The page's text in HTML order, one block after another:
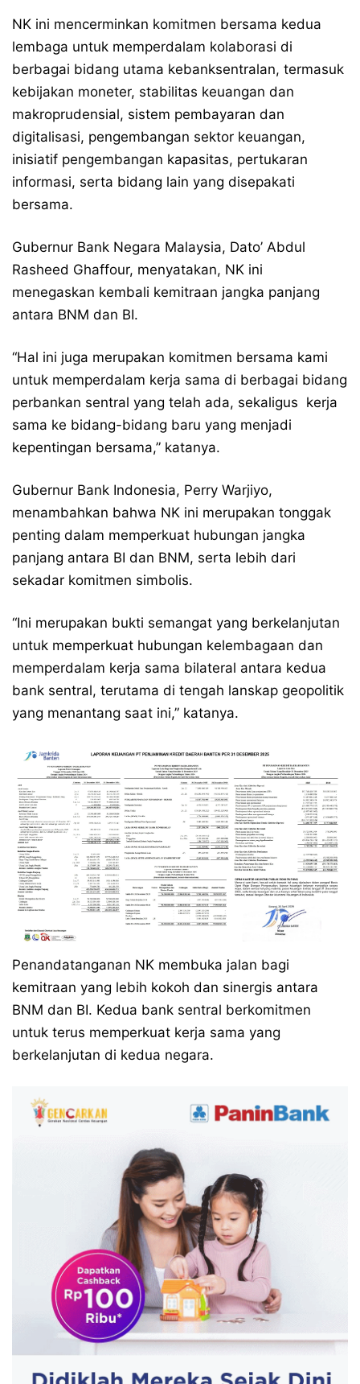
NK ini mencerminkan komitmen bersama kedua
lembaga untuk memperdalam kolaborasi di
berbagai bidang utama kebanksentralan, termasuk
kebijakan moneter, stabilitas keuangan dan
makroprudensial, sistem pembayaran dan
digitalisasi, pengembangan sektor keuangan,
inisiatif pengembangan kapasitas, pertukaran
informasi, serta bidang lain yang disepakati
bersama.
Gubernur Bank Negara Malaysia, Dato’ Abdul
Rasheed Ghaffour, menyatakan, NK ini
menegaskan kembali kemitraan jangka panjang
antara BNM dan BI.
“Hal ini juga merupakan komitmen bersama kami
untuk memperdalam kerja sama di berbagai bidang
perbankan sentral yang telah ada, sekaligus kerja
sama ke bidang-bidang baru yang menjadi
kepentingan bersama,” katanya.
Gubernur Bank Indonesia, Perry Warjiyo,
menambahkan bahwa NK ini merupakan tonggak
penting dalam memperkuat hubungan jangka
panjang antara BI dan BNM, serta lebih dari
sekadar komitmen simbolis.
“Ini merupakan bukti semangat yang berkelanjutan
untuk memperkuat hubungan kelembagaan dan
memperdalam kerja sama bilateral antara kedua
bank sentral, terutama di tengah lanskap geopolitik
yang menantang saat ini,” katanya.
Penandatanganan NK membuka jalan bagi
kemitraan yang lebih kokoh dan sinergis antara
BNM dan BI. Kedua bank sentral berkomitmen
untuk terus memperkuat kerja sama yang
berkelanjutan di kedua negara.